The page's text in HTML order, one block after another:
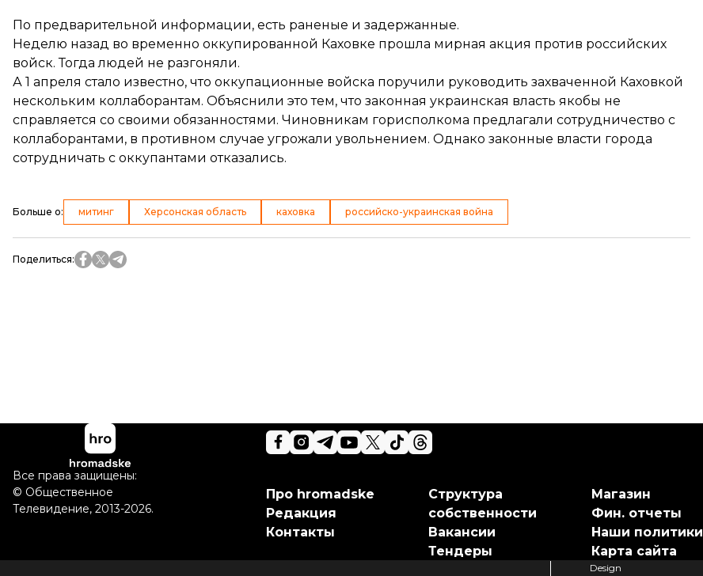
По предварительной информации, есть раненые и задержанные.
Неделю назад во временно оккупированной Каховке прошла мирная акция против российских
войск. Тогда людей не разгоняли.
А 1 апреля стало известно, что оккупационные войска поручили руководить захваченной Каховкой
нескольким коллаборантам. Объяснили это тем, что законная украинская власть якобы не
справляется со своими обязанностями. Чиновникам горисполкома предлагали сотрудничество с
коллаборантами, в противном случае угрожали увольнением. Однако законные власти города
сотрудничать с оккупантами отказались.
Больше о: митинг Херсонская область каховка российско-украинская война
Поделиться:
Про hromadske
Редакция
Контакты
Структура
собственности
Вакансии
Тендеры
Магазин
Фин. отчеты
Наши политики
Карта сайта
Все права защищены:
© Общественное
Телевидение, 2013-2026.
Design